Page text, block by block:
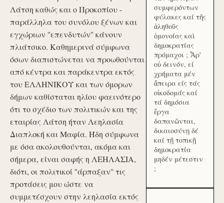
Λάτση καθώς και ο Προκοπίου -
παράλληλα του συνόλου ξένων και
εγχώριων ''επενδυτών'' κάνουν
πλιάτσικο. Καθημερινά σύμφωνα
όσων διαπιστώνεται να προωθούνται
από κέντρα και παράκεντρα εκτός
του ΕΛΛΗΝΙΚΟΥ και των όμορων
δήμων καθίσταται ηλίου φαεινότερο
ότι το σχέδιο των πολιτικών και της
εταιρίας Λάτση ήταν Λεηλασία
Διαπλοκή και Μαφία. Ήδη σύμφωνα
με όσα ακολουθούνται, ακόμα και
σήμερα, είναι σαφής η ΛΕΗΛΑΣΙΑ,
διότι, οι πολιτικοί ''άρπαξαν'' τις
προτάσεις μου ώστε να
συμμετέσχουν στην λεηλασία εκτός
συμφερόντων
φύλακες καί τῆς
ἀληθοῦς
ὁμονοίας καὶ
δημοκρατίας
πρόμαχοι ; Ἆρ'
οὐ δεινόν, εί
χρήματα μέν
ἄπειρα είς τάς
οἰκοδομάς καί
τά δημόσια
ἔργα
δαπανῶνται,
δικαιοσύνῃ δέ
καί τῇ τοπικῇ
δημοκρατία
μηδέν μέτεστιν
;